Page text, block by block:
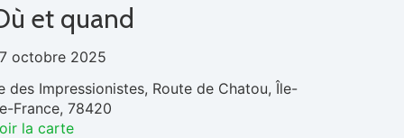
et quand
octobre 2025
des Impressionistes, Route de Chatou, Île-
France, 78420
la carte